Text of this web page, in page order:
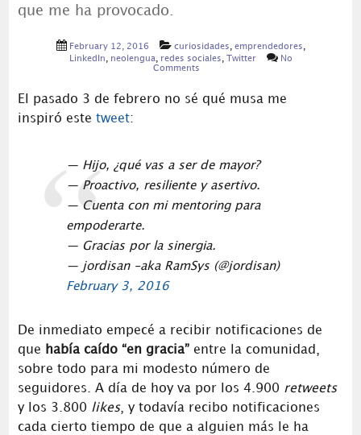
que me ha provocado.
February 12, 2016 curiosidades emprendedores
LinkedIn
neolengua redes sociales Twitter
No
Comments
El pasado 3 de febrero no sé qué musa me
inspiró este tweet:
— Hijo, ¿qué vas a ser de mayor?
— Proactivo, resiliente y asertivo.
— Cuenta con mi mentoring para
empoderarte.
— Gracias por la sinergia.
— jordisan -aka RamSys (@jordisan)
February 3, 2016
De inmediato empecé a recibir notificaciones de
que había caído “en gracia”entre la comunidad,
sobre todo para mi modesto número de
seguidores. A día de hoy va por los 4.900 retweets
y los 3.800 likes, y todavía recibo notificaciones
cada cierto tiempo de que a alguien más le ha